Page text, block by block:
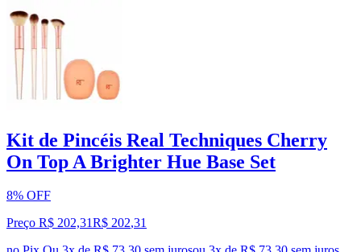
Kit de Pincéis Real Techniques Cherry
On Top A Brighter Hue Base Set
8% OFF
Preço R$ 202,31R$ 202,31